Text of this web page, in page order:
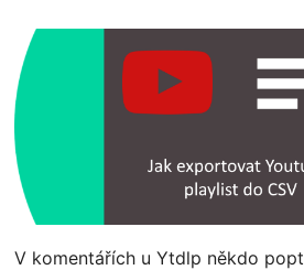
V komentářích u Ytdlp někdo